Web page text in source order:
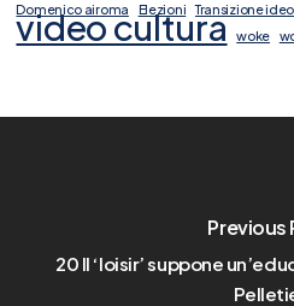
Domenico airoma
Elezioni Transizione
video cultura woke
Previous
20 Il ‘loisir’ suppone